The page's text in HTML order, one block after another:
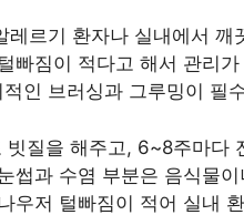
르기 환자나 실내에서
빠짐이 적다고 해서 관리
인 브러싱과 그루밍이 필
질을 해주고, 6~8주마다
썹과 수염 부분은 음식물
우저 털빠짐이 적어 실내